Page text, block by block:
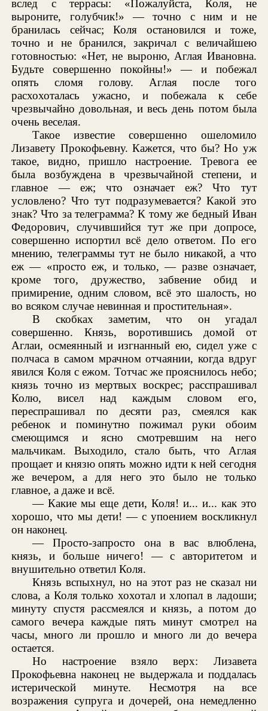
вслед с террасы: «Пожалуйста, Коля, не
выроните, голубчик!» — точно с ним и не
бранилась сейчас; Коля остановился и тоже,
точно и не бранился, закричал с величайшею
готовностью: «Нет, не выроню, Аглая Ивановна.
Будьте совершенно покойны!» — и побежал
опять сломя голову. Аглая после того
расхохоталась ужасно, и побежала к себе
чрезвычайно довольная, и весь день потом была
очень веселая.
Такое известие совершенно ошеломило
Лизавету Прокофьевну. Кажется, что бы? Но уж
такое, видно, пришло настроение. Тревога ее
была возбуждена в чрезвычайной степени, и
главное — еж; что означает еж? Что тут
условлено? Что тут подразумевается? Какой это
знак? Что за телеграмма? К тому же бедный Иван
Федорович, случившийся тут же при допросе,
совершенно испортил всё дело ответом. По его
мнению, телеграммы тут не было никакой, а что
еж — «просто еж, и только, — разве означает,
кроме того, дружество, забвение обид и
примирение, одним словом, всё это шалость, но
во всяком случае невинная и простительная».
В скобках заметим, что он угадал
совершенно. Князь, воротившись домой от
Аглаи, осмеянный и изгнанный ею, сидел уже с
полчаса в самом мрачном отчаянии, когда вдруг
явился Коля с ежом. Тотчас же прояснилось небо;
князь точно из мертвых воскрес; расспрашивал
Колю, висел над каждым словом его,
переспрашивал по десяти раз, смеялся как
ребенок и поминутно пожимал руки обоим
смеющимся и ясно смотревшим на него
мальчикам. Выходило, стало быть, что Аглая
прощает и князю опять можно идти к ней сегодня
же вечером, а для него это было не только
главное, а даже и всё.
— Какие мы еще дети, Коля! и... и... как это
хорошо, что мы дети! — с упоением воскликнул
он наконец.
— Просто-запросто она в вас влюблена,
князь, и больше ничего! — с авторитетом и
внушительно ответил Коля.
Князь вспыхнул, но на этот раз не сказал ни
слова, а Коля только хохотал и хлопал в ладоши;
минуту спустя рассмеялся и князь, а потом до
самого вечера каждые пять минут смотрел на
часы, много ли прошло и много ли до вечера
остается.
Но настроение взяло верх: Лизавета
Прокофьевна наконец не выдержала и поддалась
истерической минуте. Несмотря на все
возражения супруга и дочерей, она немедленно